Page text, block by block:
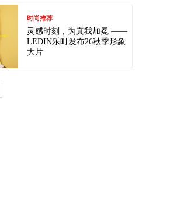
时尚推荐
灵感时刻，为真我加冕 ——
LEDIN乐町发布26秋季形象
大片